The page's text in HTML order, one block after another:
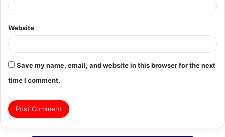
Website
Save my name, email, and website in this browser for the next
time I comment.